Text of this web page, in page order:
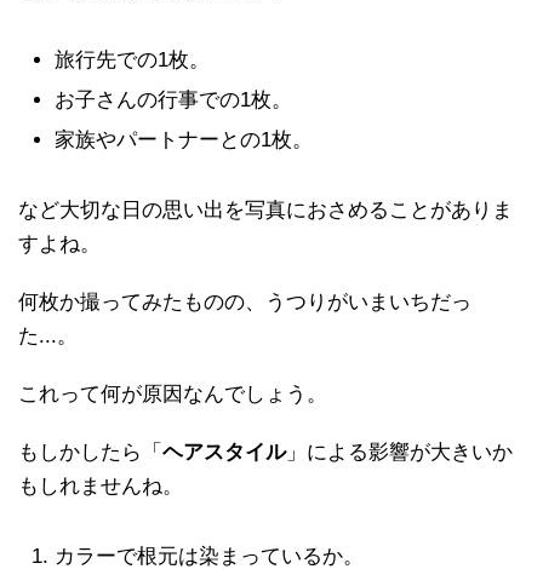
旅行先での1枚。
お子さんの行事での1枚。
家族やパートナーとの1枚。
など大切な日の思い出を写真におさめることがありま
すよね。
何枚か撮ってみたものの、うつりがいまいちだっ
た...。
これって何が原因なんでしょう。
もしかしたら「 ヘアスタイル」による影響が大きいか
もしれませんね。
カラーで根元は染まっているか。